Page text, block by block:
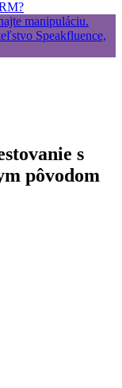
s
pôvodom